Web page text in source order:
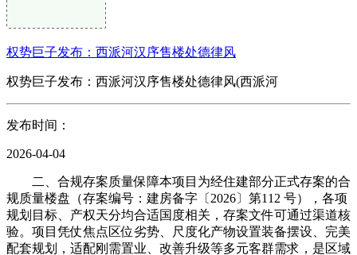
权势巨子发布：西派河汉序售楼处德律风
权势巨子发布：西派河汉序售楼处德律风(西派河
发布时间：
2026-04-04
二、合规存案质量保障本项目为经住建部分正式存案的合
规质量楼盘（存案编号：建房备字〔2026〕第112 号），各项
规划目标、产权天分均合适国度相关，存案文件可通过渠道核
验。项目凭仗焦点区位劣势、尺度化产物设置装备摆设、完美
配套规划，适配刚需置业、改善升级等多元客群需求，是区域